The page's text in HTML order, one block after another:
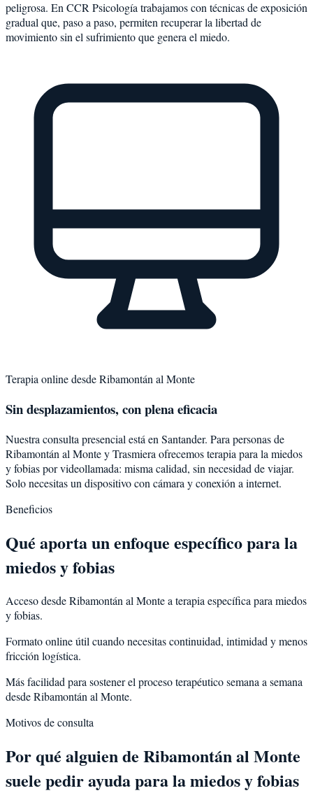
peligrosa. En CCR Psicología trabajamos con técnicas de exposición
gradual que, paso a paso, permiten recuperar la libertad de
movimiento sin el sufrimiento que genera el miedo.
Terapia online desdeRibamontán al Monte
Sin desplazamientos, con plena eficacia
Nuestra consulta presencial está en Santander. Para personas de
Ribamontán al MonteyTrasmiera ofrecemos terapia para la miedos
y fobiaspor videollamada: misma calidad, sin necesidad de viajar.
Solo necesitas un dispositivo con cámara y conexión a internet.
Beneficios
Qué aporta un enfoque específico para la
miedos y fobias
Acceso desde Ribamontán al Monte a terapia específica para miedos
y fobias.
Formato online útil cuando necesitas continuidad, intimidad y menos
fricción logística.
Más facilidad para sostener el proceso terapéutico semana a semana
desde Ribamontán al Monte.
Motivos de consulta
Por qué alguien de Ribamontán al Monte
suele pedir ayuda para lamiedos y fobias